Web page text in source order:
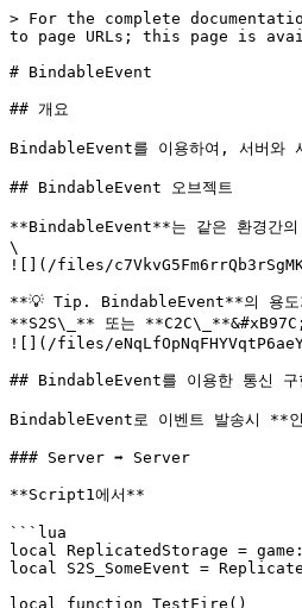
> For the complete
to page URLs; this page is
# BindableEvent
## 개요
BindableEvent를 이용하여, 서버와
## BindableEvent 오브젝트
**BindableEvent**는 같은 환경간의
\
![](/files/
**💡 Tip. BindableEvent**의 용도
**S2S\_** 또는 **C2C\_**&#xB97C;
![](/files/
## BindableEvent를 이용한 통신 구
BindableEvent로 이벤트 발송시 **
### Server ➡ Server
**Script1에서**
```lua
local ReplicatedStorage =
local S2S_SomeEvent =
local function TestFire()